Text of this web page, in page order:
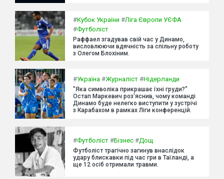
#Кубок України #Ліга Європи УЄФА
#Футболіст
Раффаел згадував свій час у Динамо,
висловлюючи вдячність за спільну роботу
з Олегом Блохіним.
#Україна #Журналіст #Нідерланди
"Яка символіка прикрашає їхні груди?"
Остап Маркевич роз'яснив, чому команді
Динамо буде нелегко виступити у зустрічі
з Карабахом в рамках Ліги конференцій.
#Футболіст #Бізнес #Дощ
Футболіст трагічно загинув внаслідок
удару блискавки під час гри в Таїланді, а
ще 12 осіб отримали травми.